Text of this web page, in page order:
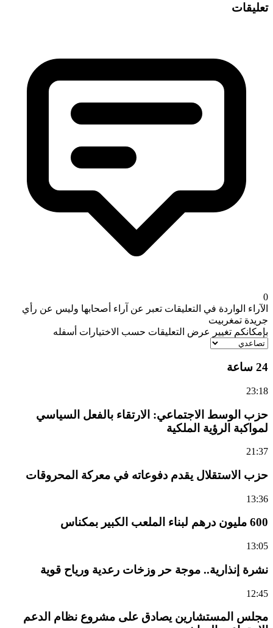
تعليقات
0
الآراء الواردة في التعليقات تعبر عن آراء أصحابها وليس عن رأي
جريدة تمغربيت
بإمكانكم تغيير عرض التعليقات حسب الاختيارات أسفله
24 ساعة
23:18
حزب الوسط الاجتماعي: الارتقاء بالفعل السياسي
لمواكبة الرؤية الملكية
21:37
حزب الاستقلال يقدم دفوعاته في معركة المحروقات
13:36
600 مليون درهم لبناء الملعب الكبير بمكناس
13:05
نشرة إنذارية.. موجة حر وزخات رعدية ورياح قوية
12:45
مجلس المستشارين يصادق على مشروع نظام الدعم